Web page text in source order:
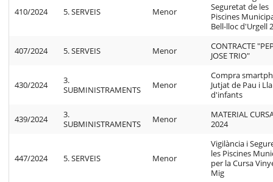
410/2024 5. SERVEIS Menor
Seguretat de les
Piscines
Bell-lloc d'Urgell
407/2024 5. SERVEIS Menor
CONTRACTE
JOSE TRIO"
430/2024
3.
SUBMINISTRAMENTS
Menor
Compra
Jutjat de Pau i
d'infants
439/2024
3.
SUBMINISTRAMENTS
Menor
MATERIAL
2024
447/2024 5. SERVEIS Menor
Vigilància i
les Piscines
per la Cursa
Mig